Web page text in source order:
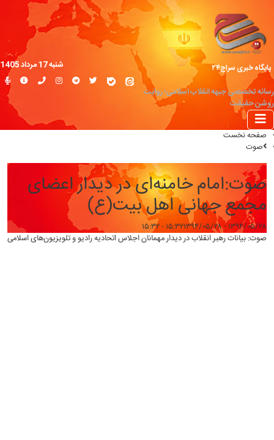
پایگاه خبری سراج۲۴
رسانه تخصصی جبهه انقلاب اسلامی؛ روایت
روشن حقیقت
شنبه 17 مرداد 1405
صفحه نخست
صوت
صوت:امام خامنه‌ای در دیدار اعضای
مجمع جهانی اهل بیت‌(ع)
۱۳۹۴/۰۵/۲۸ - ۱۵:۳۲ ۱۳۹۴/۰۵/۲۸ - ۱۵:۳۲
صوت: بیانات رهبر انقلاب در دیدار مهمانان اجلاس اتحادیه رادیو و تلویزیون‌های اسلامی